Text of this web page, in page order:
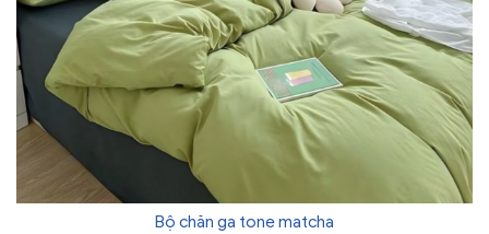
Bộ chăn ga tone matcha